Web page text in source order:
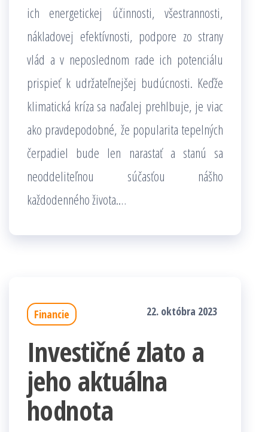
ich energetickej účinnosti, všestrannosti,
nákladovej efektívnosti, podpore zo strany
vlád a v neposlednom rade ich potenciálu
prispieť k udržateľnejšej budúcnosti. Keďže
klimatická kríza sa naďalej prehlbuje, je viac
ako pravdepodobné, že popularita tepelných
čerpadiel bude len narastať a stanú sa
neoddeliteľnou súčasťou nášho
každodenného života.…
Financie 22. októbra 2023
Investičné zlato a
jeho aktuálna
hodnota